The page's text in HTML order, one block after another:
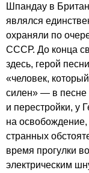
Шпандау в
являлся
охраняли по
СССР. До конца
здесь, герой
«человек,
силен» — в песне
и перестройки, у
на освобождение,
странных
время прогулки
электрическим